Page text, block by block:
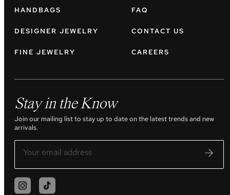
HANDBAGS
DESIGNER JEWELRY
FINE JEWELRY
FAQ
CONTACT US
CAREERS
Stay in the Know
Join our mailing list to stay up to date on the latest trends and new
arrivals.